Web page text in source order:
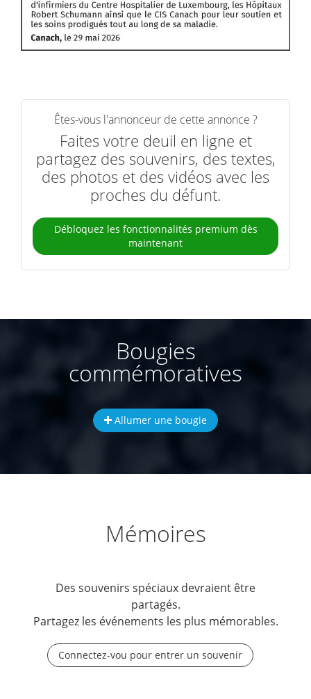
Êtes-vous l'annonceur de cette annonce ?
Faites votre deuil en ligne et
partagez des souvenirs, des textes,
des photos et des vidéos avec les
proches du défunt.
Débloquez les fonctionnalités premium dès
maintenant
Bougies
commémoratives
Allumer une bougie
Mémoires
Des souvenirs spéciaux devraient être
partagés.
Partagez les événements les plus mémorables.
Connectez-vou pour entrer un souvenir